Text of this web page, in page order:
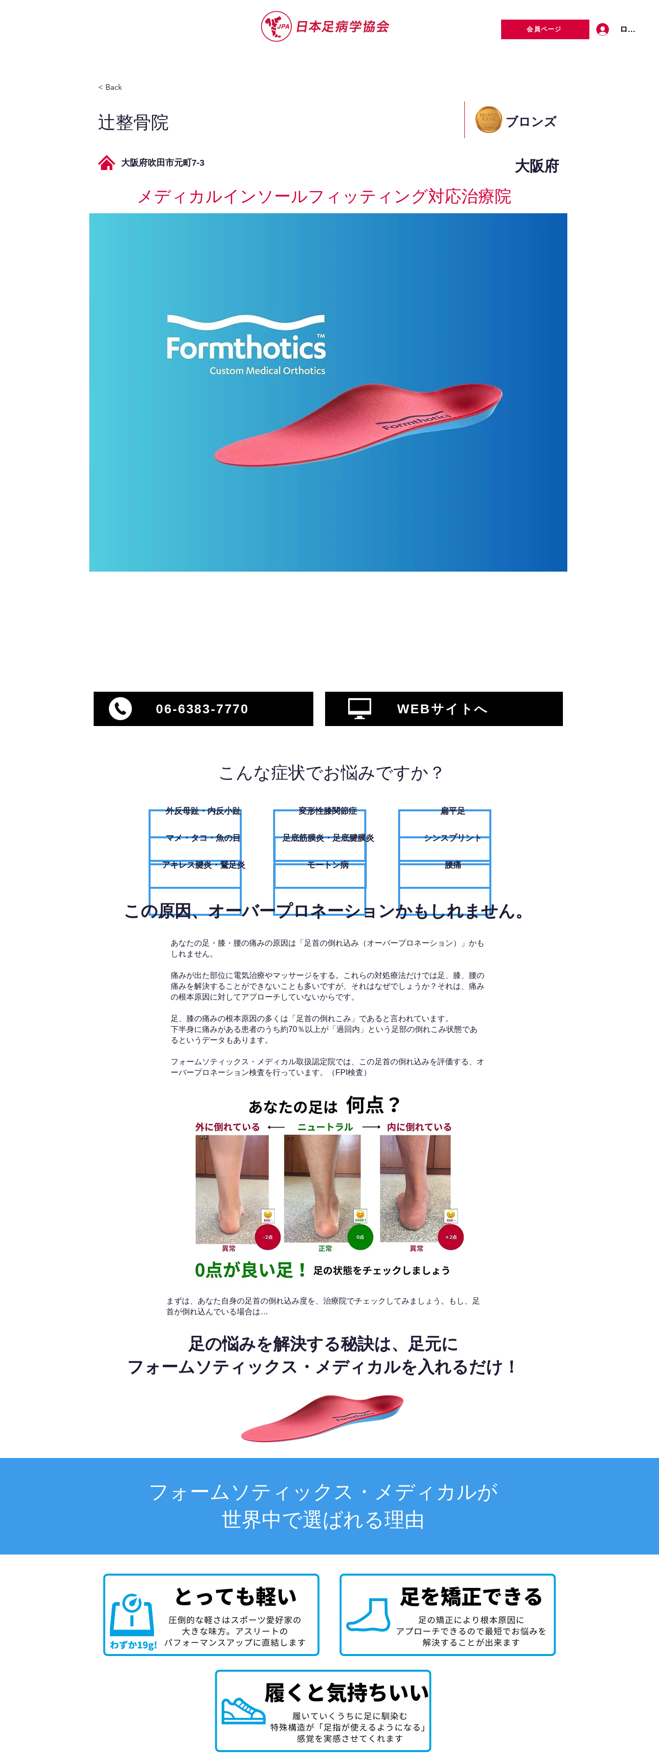
会員ページ ログイン
< Back
辻整骨院 ブロンズ
大阪府吹田市元町7-3 大阪府
メディカルインソールフィッティング対応治療院
06-6383-7770 WEBサイトへ
こんな症状でお悩みですか？
外反母趾・内反小趾
​マメ・タコ・魚の目
アキレス腱炎・鵞足炎
変形性膝関節症
足底筋膜炎・足底腱膜炎
モートン病
扁平足
シンスプリント
腰痛
​この原因、オーバープロネーションかもしれません。
あなたの足・膝・腰の痛みの原因は「足首の倒れ込み（オーバープロネーション）」かも
しれません。
痛みが出た部位に電気治療やマッサージをする。これらの対処療法だけでは足、膝、腰の
痛みを解決することができないことも多いですが、それはなぜでしょうか？それは、痛み
の根本原因に対してアプローチしていないからです。
足、膝の痛みの根本原因の多くは「足首の倒れこみ」であると言われています。
下半身に痛みがある患者のうち約70％以上が「過回内」という足部の倒れこみ状態であ
るというデータもあります。
フォームソティックス・メディカル取扱認定院では、この足首の倒れ込みを評価する、オ
ーバープロネーション検査を行っています。（FPI検査）​
​まずは、あなた自身の足首の倒れ込み度を、治療院でチェックしてみましょう。もし、足
首が倒れ込んでいる場合は…
足の悩みを解決する秘訣は、足元に
フォームソティックス・メディカルを入れるだけ！
フォームソティックス・メディカルが
世界中で選ばれる理由